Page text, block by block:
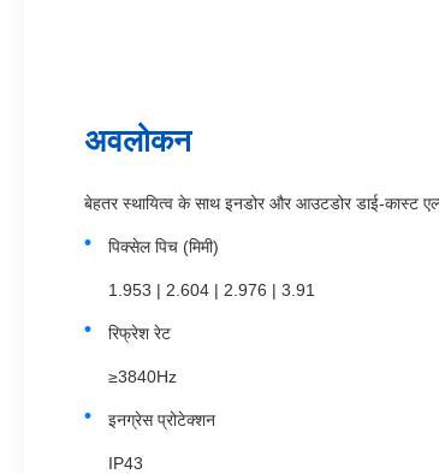
अवलोकन
बेहतर स्थायित्व के साथ इनडोर और आउटडोर डाई-कास्ट
पिक्सेल पिच (मिमी)
1.953 | 2.604 | 2.976 | 3.91
रिफ्रेश रेट
≥3840Hz
इनग्रेस प्रोटेक्शन
IP43